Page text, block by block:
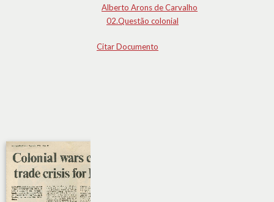
Alberto Arons de Carvalho
02.Questão colonial
Citar Documento